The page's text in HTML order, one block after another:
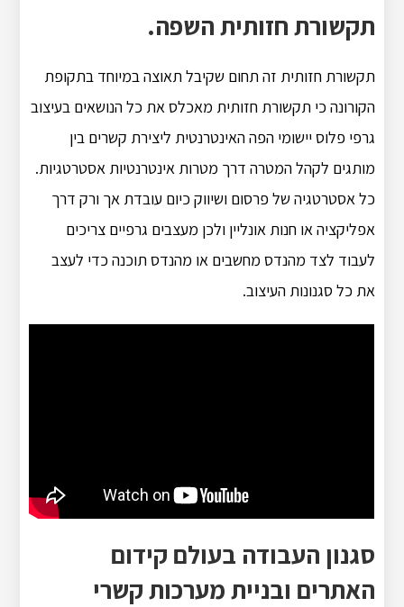
תקשורת חזותית השפה.
תקשורת חזותית זה תחום שקיבל תאוצה במיוחד בתקופת
הקורונה כי תקשורת חזותית מאכלס את כל הנושאים בעיצוב
גרפי פלוס יישומי הפה האינטרנטית ליצירת קשרים בין
מותגים לקהל המטרה דרך מטרות אינטרנטיות אסטרטגיות.
כל אסטרטגיה של פרסום ושיווק כיום עובדת אך ורק דרך
אפליקציה או חנות אונליין ולכן מעצבים גרפיים צריכים
לעבוד לצד מהנדס מחשבים או מהנדס תוכנה כדי לעצב
את כל סגנונות העיצוב.
סגנון העבודה בעולם קידום
האתרים ובניית מערכות קשרי